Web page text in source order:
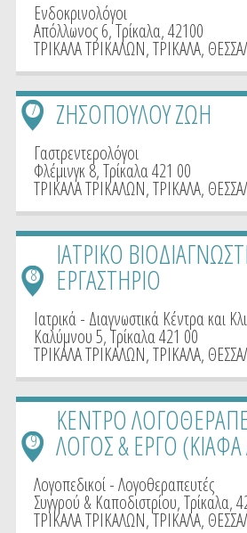
Ενδοκρινολόγοι
Απόλλωνος 6, Τρίκαλα, 42100
ΤΡΙΚΑΛΑ ΤΡΙΚΑΛΩΝ,ΤΡΙΚΑΛΑ,
ΖΗΣΟΠΟΥΛΟΥ ΖΩΗ
7
Γαστρεντερολόγοι
Φλέμινγκ 8, Τρίκαλα 421 00
ΤΡΙΚΑΛΑ ΤΡΙΚΑΛΩΝ,ΤΡΙΚΑΛΑ,
ΙΑΤΡΙΚΟ
ΕΡΓΑΣΤΗΡΙΟ
8
Ιατρικά - Διαγνωστικά Κέντρα και
Καλύμνου 5, Τρίκαλα 421 00
ΤΡΙΚΑΛΑ ΤΡΙΚΑΛΩΝ,ΤΡΙΚΑΛΑ,
ΚΕΝΤΡΟ
ΛΟΓΟΣ & ΕΡΓΟ
9
Λογοπεδικοί - Λογοθεραπευτές
Συγγρού & Καποδιστρίου, Τρίκαλα,
ΤΡΙΚΑΛΑ ΤΡΙΚΑΛΩΝ,ΤΡΙΚΑΛΑ,